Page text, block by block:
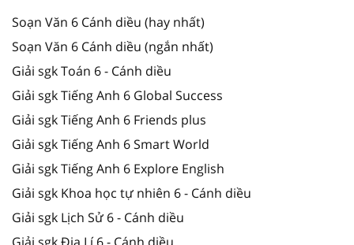
Soạn Văn 6 Cánh diều (hay nhất)
Soạn Văn 6 Cánh diều (ngắn nhất)
Giải sgk Toán 6 - Cánh diều
Giải sgk Tiếng Anh 6 Global Success
Giải sgk Tiếng Anh 6 Friends plus
Giải sgk Tiếng Anh 6 Smart World
Giải sgk Tiếng Anh 6 Explore English
Giải sgk Khoa học tự nhiên 6 - Cánh diều
Giải sgk Lịch Sử 6 - Cánh diều